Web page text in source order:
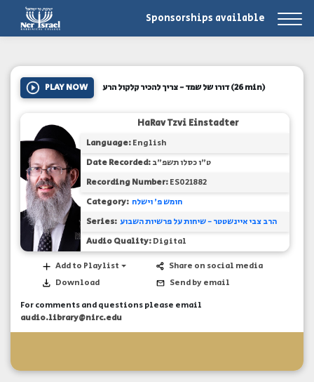
Sponsorships available
PLAY NOW דורו של שמד - צריך להכיר קלקול הרע(26 min)
HaRav Tzvi Einstadter
Language:English
Date Recorded:ט"ו כסלו תשפ"ב
Recording Number:ES021882
Category: חומש פ' וישלח
Series: הרב צבי איינשטטר - שיחות על פרשיות השבוע
Audio Quality:Digital
Add to Playlist
Download
Share on social media
Send by email
For comments and questions please email
audio.library@nirc.edu